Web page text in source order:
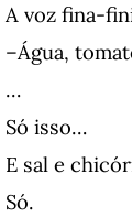
A voz fina-
–Água,
…
Só isso…
E sal e
Só.